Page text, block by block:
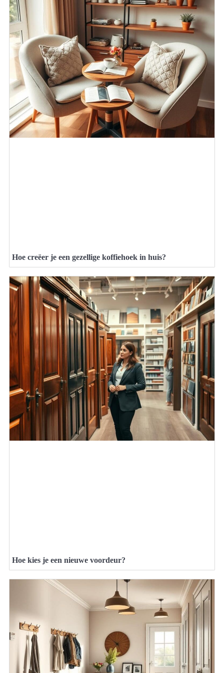
Hoe creëer je een gezellige koffiehoek in huis?
Hoe kies je een nieuwe voordeur?